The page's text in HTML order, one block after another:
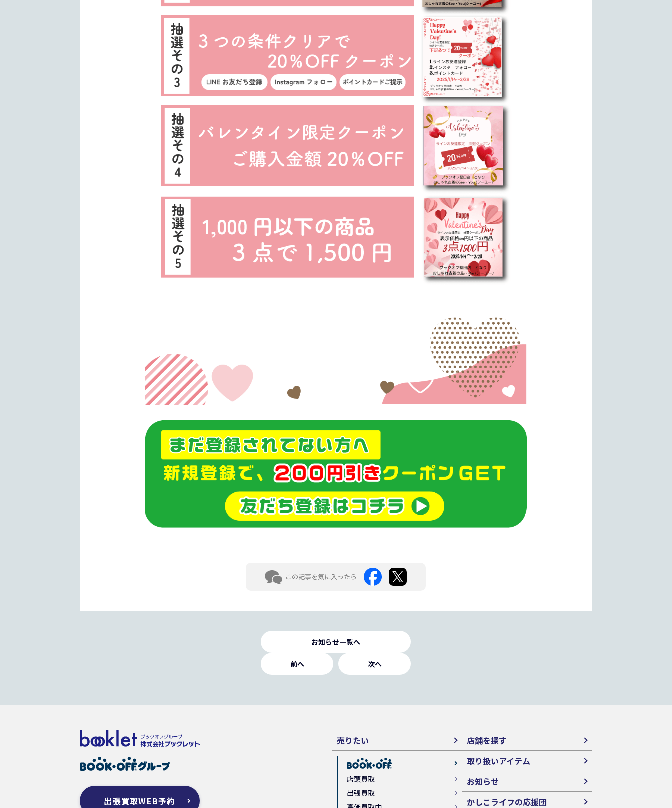
この記事を気に入ったら
お知らせ一覧へ
前へ 次へ
出張買取WEB予約
売りたい
店頭買取
出張買取
店舗を探す
取り扱いアイテム
お知らせ
かしこライフの応援団